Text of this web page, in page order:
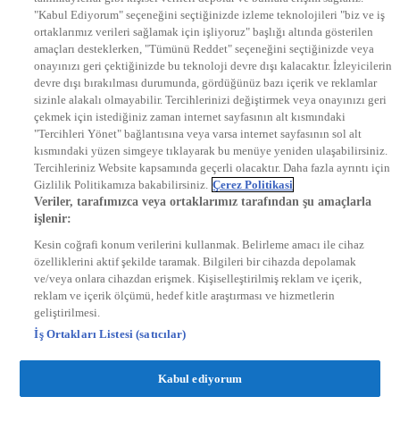
KRAL POP TV
DYG Radyolar
NTV RADYO
KRAL FM
KRAL POP
EKSEN
VOYAGE
DYG Dijital
ntv.com.tr
ntvspor.net
secim.ntv.com.tr
startv.com.tr
kralmuzik.com.tr
"Kabul Ediyorum" seçeneğini seçtiğinizde izleme teknolojileri "biz ve iş
ortaklarımız verileri sağlamak için işliyoruz" başlığı altında gösterilen
amaçları desteklerken, "Tümünü Reddet" seçeneğini seçtiğinizde veya
onayınızı geri çektiğinizde bu teknoloji devre dışı kalacaktır. İzleyicilerin
devre dışı bırakılması durumunda, gördüğünüz bazı içerik ve reklamlar
sizinle alakalı olmayabilir. Tercihlerinizi değiştirmek veya onayınızı geri
çekmek için istediğiniz zaman internet sayfasının alt kısmındaki
"Tercihleri Yönet" bağlantısına veya varsa internet sayfasının sol alt
kısmındaki yüzen simgeye tıklayarak bu menüye yeniden ulaşabilirsiniz.
Tercihleriniz Website kapsamında geçerli olacaktır. Daha fazla ayrıntı için
Gizlilik Politikamıza bakabilirsiniz. Çerez Politikasi
Veriler, tarafımızca veya ortaklarımız tarafından şu amaçlarla
işlenir:
Kesin coğrafi konum verilerini kullanmak. Belirleme amacı ile cihaz
özelliklerini aktif şekilde taramak. Bilgileri bir cihazda depolamak
ve/veya onlara cihazdan erişmek. Kişiselleştirilmiş reklam ve içerik,
reklam ve içerik ölçümü, hedef kitle araştırması ve hizmetlerin
geliştirilmesi.
İş Ortakları Listesi (satıcılar)
Kabul ediyorum